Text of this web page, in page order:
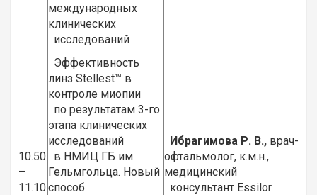
международных
клинических
исследований
10.50
–
11.10
Эффективность
линз Stellest™ в
контроле миопии
по результатам 3-го
этапа клинических
исследований
в НМИЦ ГБ им
Гельмгольца. Новый
способ
Ибрагимова Р. В., врач-
офтальмолог, к.м.н.,
медицинский
консультант Essilor